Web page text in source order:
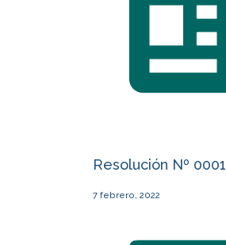
Resolución Nº 0001
7 febrero, 2022